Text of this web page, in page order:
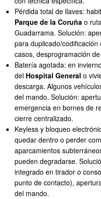
Pérdida total de llaves:
Parque de la Coruña o
Guadarrama. Solución:
para duplicado/
casos, desprogramación
Batería agotada: en
del Hospital General o
descarga. Algunos
del mando. Solución:
emergencia en bornes de
cierre centralizado.
Keyless y bloqueo
quedar dentro o perder
aparcamientos
pueden degradarse.
integrado en tirador o
punto de contacto),
del mando.